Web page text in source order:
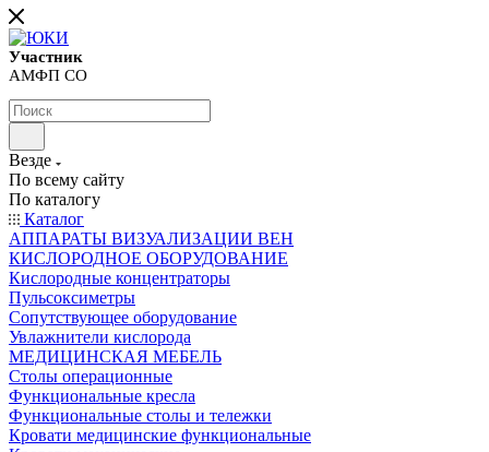
Участник
АМФП СО
Везде
По всему сайту
По каталогу
Каталог
АППАРАТЫ ВИЗУАЛИЗАЦИИ ВЕН
КИСЛОРОДНОЕ ОБОРУДОВАНИЕ
Кислородные концентраторы
Пульсоксиметры
Сопутствующее оборудование
Увлажнители кислорода
МЕДИЦИНСКАЯ МЕБЕЛЬ
Столы операционные
Функциональные кресла
Функциональные столы и тележки
Кровати медицинские функциональные